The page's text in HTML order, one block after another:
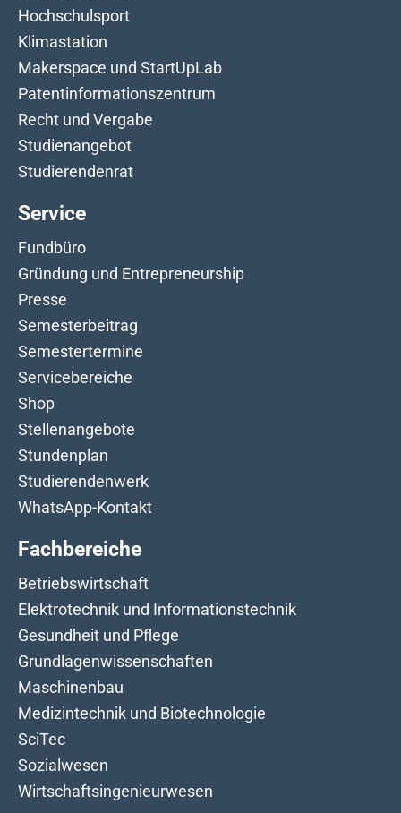
Hochschulsport
Klimastation
Makerspace und StartUpLab
Patentinformationszentrum
Recht und Vergabe
Studienangebot
Studierendenrat
Service
Fundbüro
Gründung und Entrepreneurship
Presse
Semesterbeitrag
Semestertermine
Servicebereiche
Shop
Stellenangebote
Stundenplan
Studierendenwerk
WhatsApp-Kontakt
Fachbereiche
Betriebswirtschaft
Elektrotechnik und Informationstechnik
Gesundheit und Pflege
Grundlagenwissenschaften
Maschinenbau
Medizintechnik und Biotechnologie
SciTec
Sozialwesen
Wirtschaftsingenieurwesen